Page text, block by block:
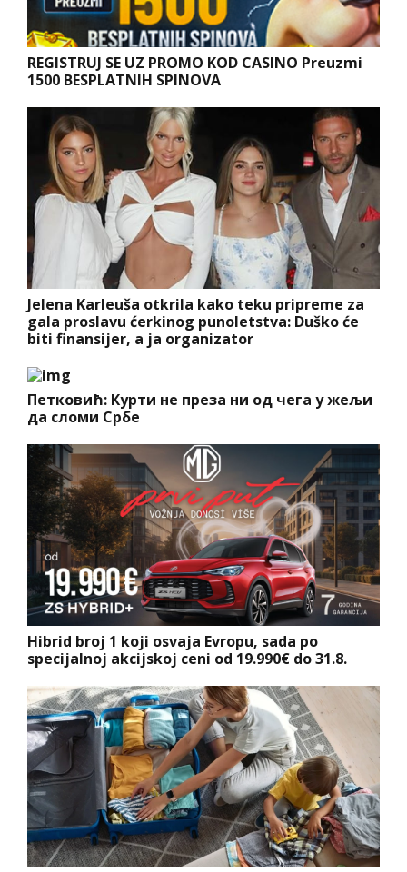
REGISTRUJ SE UZ PROMO KOD CASINO Preuzmi
1500 BESPLATNIH SPINOVA
Jelena Karleuša otkrila kako teku pripreme za
gala proslavu ćerkinog punoletstva: Duško će
biti finansijer, a ja organizator
Петковић: Курти не преза ни од чега у жељи
да сломи Србе
Hibrid broj 1 koji osvaja Evropu, sada po
specijalnoj akcijskoj ceni od 19.990€ do 31.8.